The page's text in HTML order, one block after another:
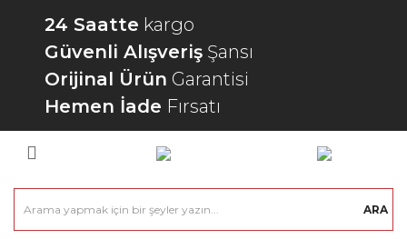
24 Saatte kargo
Güvenli Alışveriş Şansı
Orijinal Ürün Garantisi
Hemen İade Fırsatı
ARA